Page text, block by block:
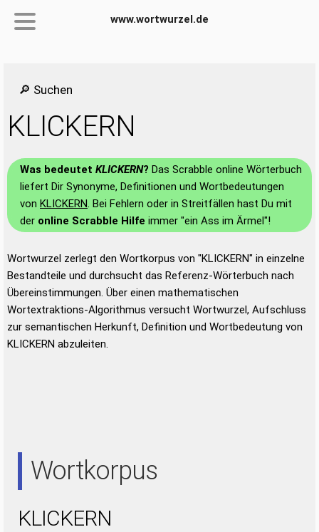
www.wortwurzel.de
🔎 Suchen
KLICKERN
Was bedeutet KLICKERN? Das Scrabble online Wörterbuch
liefert Dir Synonyme, Definitionen und Wortbedeutungen
von KLICKERN. Bei Fehlern oder in Streitfällen hast Du mit
der online Scrabble Hilfe immer "ein Ass im Ärmel"!
Wortwurzel zerlegt den Wortkorpus von "KLICKERN" in einzelne
Bestandteile und durchsucht das Referenz-Wörterbuch nach
Übereinstimmungen. Über einen mathematischen
Wortextraktions-Algorithmus versucht Wortwurzel, Aufschluss
zur semantischen Herkunft, Definition und Wortbedeutung von
KLICKERN abzuleiten.
Wortkorpus
KLICKERN